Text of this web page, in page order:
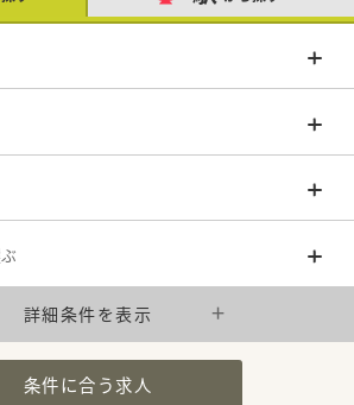
詳細条件を表示
条件に合う求人